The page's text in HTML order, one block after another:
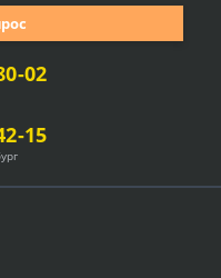
02
15